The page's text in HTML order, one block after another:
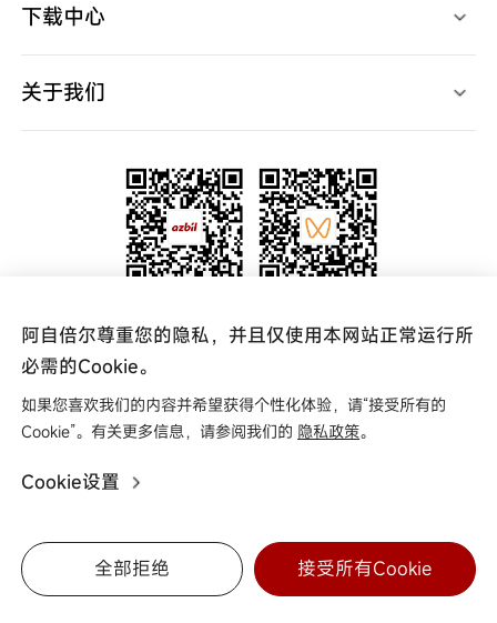
阿自倍尔尊重您的隐私，并且仅使用本网站正常运行所
必需的Cookie。
如果您喜欢我们的内容并希望获得个性化体验，请“接受所有的
Cookie”。有关更多信息，请参阅我们的 隐私政策。
Cookie设置
全部拒绝 接受所有Cookie
0
下载中心
产品规格书
产品软件
产品CAD
关于我们
宣传视频
更多资讯 实时掌握
视频号
友情链接
Copyright © 2025 阿自倍尔自控工程（上海）有限公司